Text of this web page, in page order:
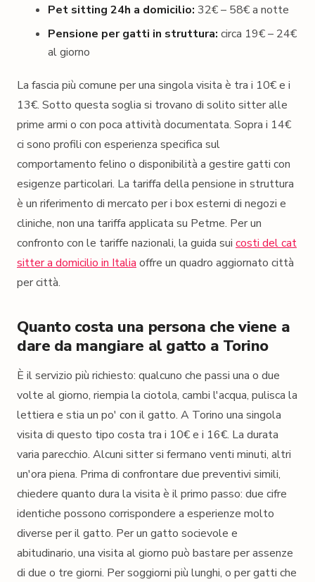
Pet sitting 24h a domicilio: 32€ – 58€ a notte
Pensione per gatti in struttura: circa 19€ – 24€
al giorno
La fascia più comune per una singola visita è tra i 10€ e i
13€. Sotto questa soglia si trovano di solito sitter alle
prime armi o con poca attività documentata. Sopra i 14€
ci sono profili con esperienza specifica sul
comportamento felino o disponibilità a gestire gatti con
esigenze particolari. La tariffa della pensione in struttura
è un riferimento di mercato per i box esterni di negozi e
cliniche, non una tariffa applicata su Petme. Per un
confronto con le tariffe nazionali, la guida sui costi del cat
sitter a domicilio in Italia offre un quadro aggiornato città
per città.
Quanto costa una persona che viene a
dare da mangiare al gatto a Torino
È il servizio più richiesto: qualcuno che passi una o due
volte al giorno, riempia la ciotola, cambi l'acqua, pulisca la
lettiera e stia un po' con il gatto. A Torino una singola
visita di questo tipo costa tra i 10€ e i 16€. La durata
varia parecchio. Alcuni sitter si fermano venti minuti, altri
un'ora piena. Prima di confrontare due preventivi simili,
chiedere quanto dura la visita è il primo passo: due cifre
identiche possono corrispondere a esperienze molto
diverse per il gatto. Per un gatto socievole e
abitudinario, una visita al giorno può bastare per assenze
di due o tre giorni. Per soggiorni più lunghi, o per gatti che